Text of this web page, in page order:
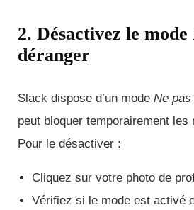
2. Désactivez le mode
déranger
Slack dispose d’un mode Ne pas
peut bloquer temporairement les
Pour le désactiver :
Cliquez sur votre photo de
Vérifiez si le mode est activé